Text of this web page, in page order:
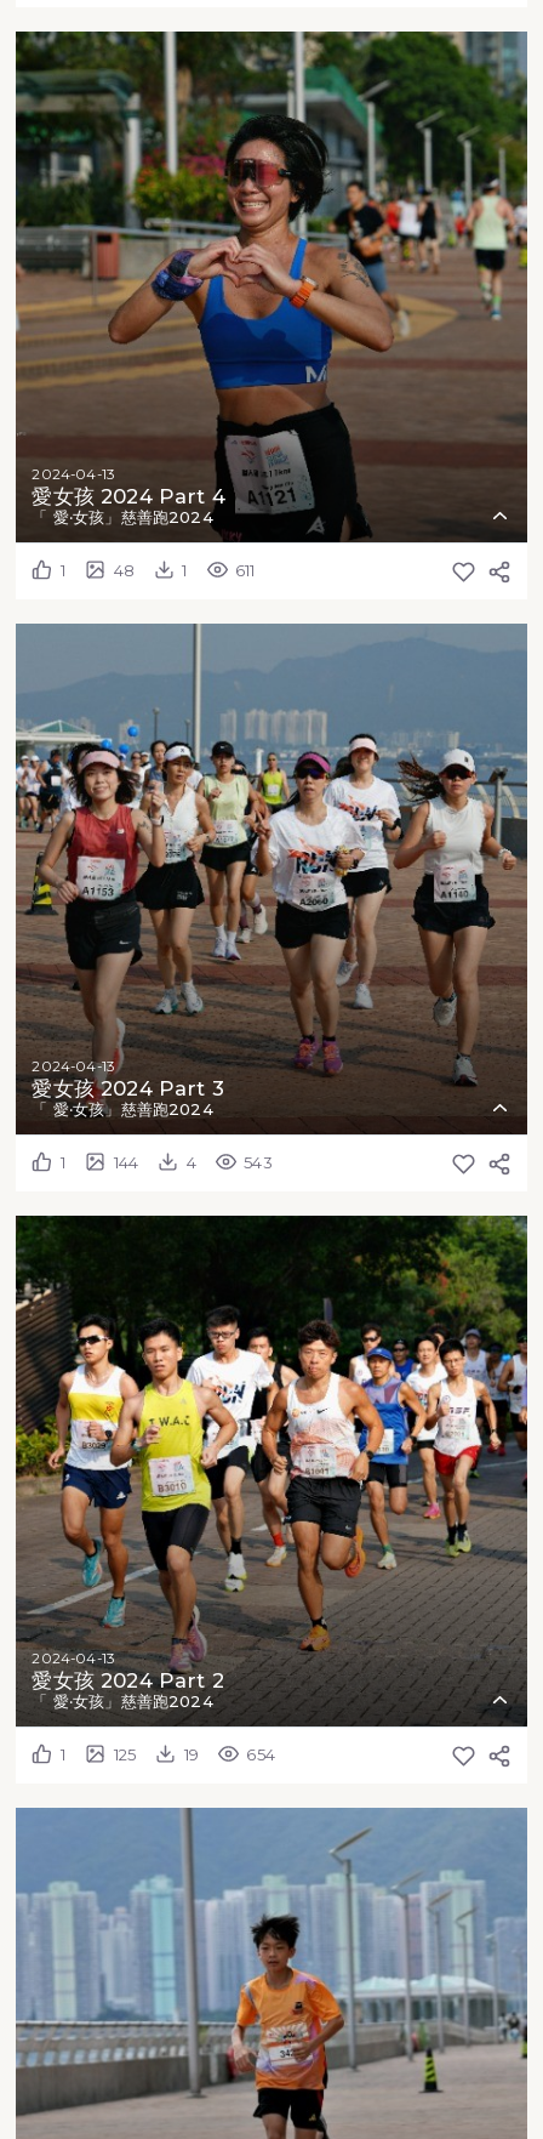
2024-04-13
愛女孩 2024 Part 4
「 愛‧女孩」慈善跑2024
1 48 1 611
2024-04-13
愛女孩 2024 Part 3
「 愛‧女孩」慈善跑2024
1 144 4 543
2024-04-13
愛女孩 2024 Part 2
「 愛‧女孩」慈善跑2024
1 125 19 654